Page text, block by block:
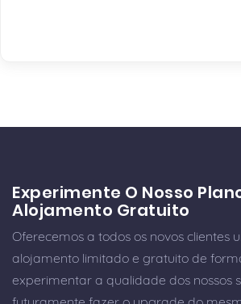
Experimente O Nosso
Alojamento Gratuito
Oferecemos a todos os novos clientes
alojamento limitado e gratuito de
experimentar a qualidade dos nossos